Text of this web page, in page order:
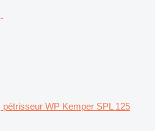
pétrisseur WP Kemper SPL 125